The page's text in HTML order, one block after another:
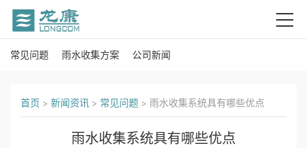
首
关
常见问题 雨水收集方案 公司新闻
首页 > 新闻资讯 > 常见问题 > 雨水收集系统具有哪些优点
雨水收集系统具有哪些优点